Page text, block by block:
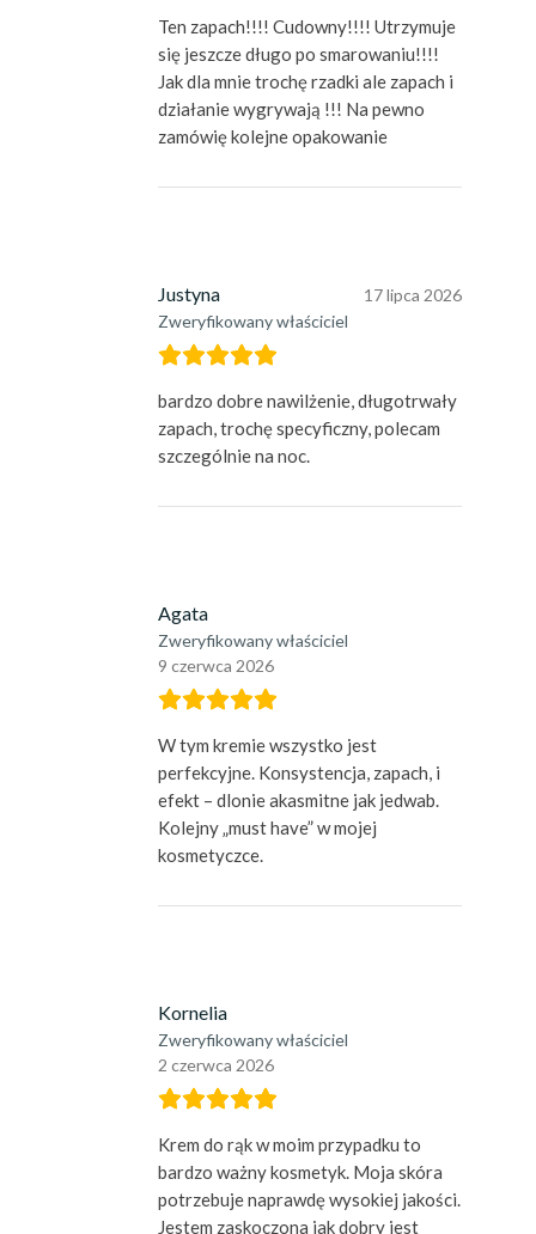
Ten zapach!!!! Cudowny!!!! Utrzymuje
się jeszcze długo po smarowaniu!!!!
Jak dla mnie trochę rzadki ale zapach i
działanie wygrywają !!! Na pewno
zamówię kolejne opakowanie
Justyna
Zweryfikowany właściciel
17 lipca 2026
bardzo dobre nawilżenie, długotrwały
zapach, trochę specyficzny, polecam
szczególnie na noc.
Agata
Zweryfikowany właściciel
9 czerwca 2026
W tym kremie wszystko jest
perfekcyjne. Konsystencja, zapach, i
efekt – dlonie akasmitne jak jedwab.
Kolejny „must have” w mojej
kosmetyczce.
Kornelia
Zweryfikowany właściciel
2 czerwca 2026
Krem do rąk w moim przypadku to
bardzo ważny kosmetyk. Moja skóra
potrzebuje naprawdę wysokiej jakości.
Jestem zaskoczona jak dobry jest